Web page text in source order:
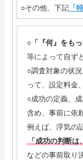
○その他、下記 「
○ 「『何』をも
等によって自ず
○調査対象の状
って、設定料金
○成功の定義、
含め、事前に依
例えば、浮気の
「成功の判断は
などの事前取り